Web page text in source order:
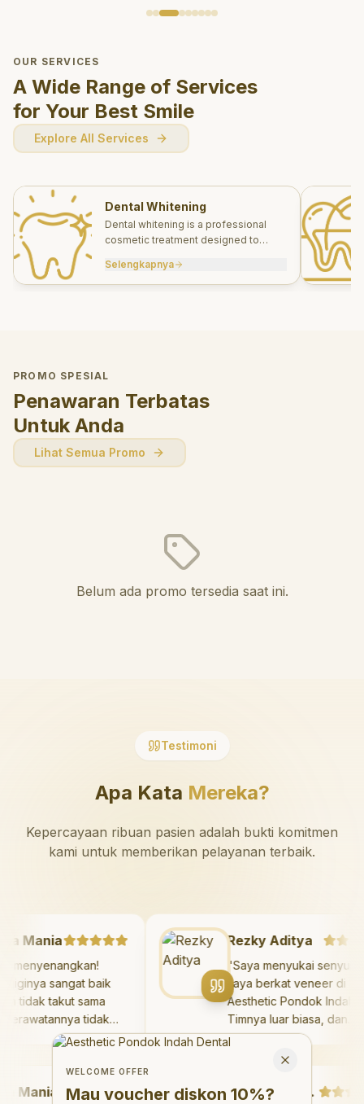
OUR SERVICES
A Wide Range of Services
for Your Best Smile
Explore All Services
Dental Whitening
Dental whitening is a professional
cosmetic treatment designed to
effectively.
Selengkapnya
PROMO SPESIAL
Penawaran Terbatas
Untuk Anda
Lihat Semua Promo
Belum ada promo tersedia saat ini.
Testimoni
Apa Kata Mereka?
Kepercayaan ribuan pasien adalah bukti komitmen
kami untuk memberikan pelayanan terbaik.
Mania
menyenangkan!
giginya sangat baik
saya tidak takut sama
Perawatannya tidak
dan saya bisa bermain
suka pergi ke dokter
sekarang!
"
Rezky Aditya
"Saya menyukai
saya berkat veneer
Aesthetic Pondok
Timnya luar biasa,
hasilnya melebihi
saya. Saya tersenyum
hari."
Welcome Offer
Mau voucher diskon <strong>10%</strong>?
WELCOME OFFER
Mau voucher diskon 10%?
Close